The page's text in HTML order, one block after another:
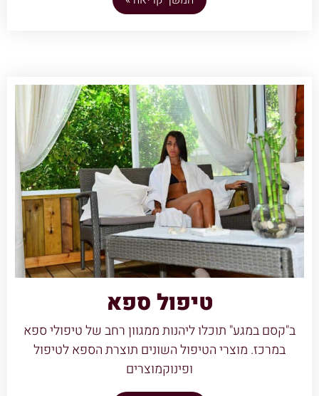
טיפול ספא
ב"קסם במגע" תוכלו ליהנות ממגוון רחב של טיפולי ספא
במרכז. מוצרי הטיפול השונים תוצרת הספא לטיפול
ופינוקמוצרים